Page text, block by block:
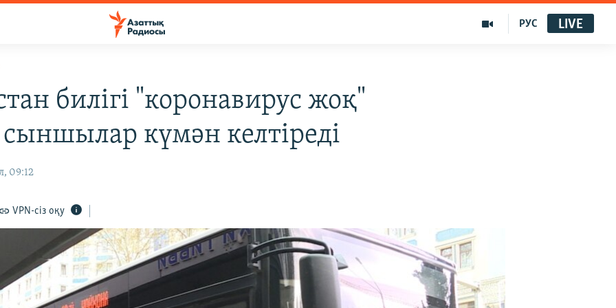
РУС LIVE
билігі "коронавирус жоқ"
сыншылар күмән келтіреді
09:12
VPN-сіз оқу